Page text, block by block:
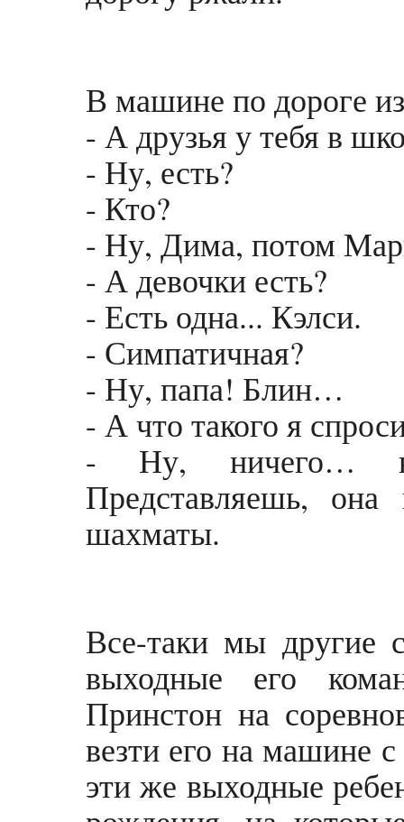
В машине по дороге
- А друзья у тебя в
- Ну, есть?
- Кто?
- Ну, Дима, потом
- А девочки есть?
- Есть одна... Кэлси.
- Симпатичная?
- Ну, папа! Блин…
- А что такого я
- Ну, ничего…
Представляешь,
шахматы.
Все-таки мы
выходные его
Принстон на
везти его на машине
эти же выходные